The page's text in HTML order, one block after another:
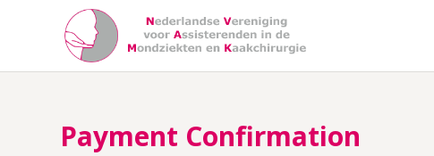
Payment Confirmation